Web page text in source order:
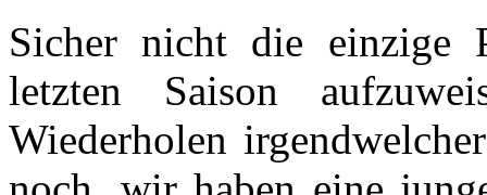
Sicher nicht die einzige
letzten Saison
Wiederholen